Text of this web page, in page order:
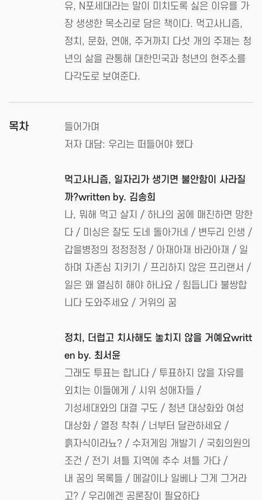
유, N포세대라는 말이 미치도록 싫은 이유를 가
장 생생한 목소리로 담은 책이다. 먹고사니즘,
정치, 문화, 연애, 주거까지 다섯 개의 주제는 청
년의 삶을 관통해 대한민국과 청년의 현주소를
다각도로 보여준다.
목차
들어가며
저자 대담: 우리는 떠들어야 했다
먹고사니즘, 일자리가 생기면 불안함이 사라질
까?written by. 김송희
나, 뭐해 먹고 살지 / 하나의 꿈에 매진하면 망한
다 / 미싱은 잘도 도네 돌아가네 / 변두리 인생 /
갑을병정의 정정정정 / 아재아재 바라아재 / 일
하며 자존심 지키기 / 프리하지 않은 프리랜서 /
일은 왜 열심히 해야 하나요 / 힘듭니다 불쌍합
니다 도와주세요 / 거위의 꿈
정치, 더럽고 치사해도 놓치지 않을 거예요writt
en by. 최서윤
그래도 투표는 합니다 / 투표하지 않을 자유를
외치는 이들에게 / 시위 성애자들 /
기성세대와의 대결 구도 / 청년 대상화와 여성
대상화 / 열정 착취 / 너부터 달관하세요 /
흙자식이라뇨? / 수저게임 개발기 / 국회의원의
조건 / 전기 셔틀 지역에 추수 셔틀 가다 /
내 꿈의 목록들 / 메갈이나 일베나 그게 그거라
고? / 우리에겐 공론장이 필요하다